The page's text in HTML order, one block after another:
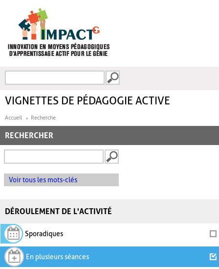
FORMULAIRE DE
VIGNETTES DE PÉDAGOGIE ACTIVE
Accueil Recherche
RECHERCHER
Voir tous les mots-clés
DÉROULEMENT DE L'ACTIVITÉ
Sporadiques
En plusieurs séances